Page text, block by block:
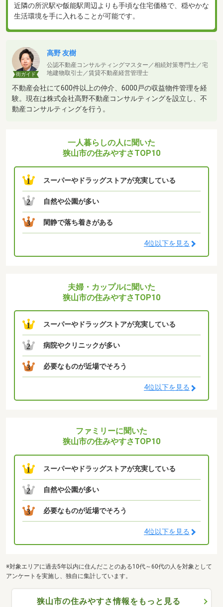
近隣の所沢駅や飯能駅周辺よりも手頃な住宅価格で、穏やかな
生活環境を手に入れることが可能です。
街ガイド
高野 友樹
公認不動産コンサルティングマスター／相続対策専門士／宅
地建物取引士／賃貸不動産経営管理士
不動産会社にて600件以上の仲介、6000戸の収益物件管理を経
験。現在は株式会社高野不動産コンサルティングを設立し、不
動産コンサルティングを行う。
一人暮らしの人に聞いた
狭山市の住みやすさTOP10
1 スーパーやドラッグストアが充実している
2 自然や公園が多い
3 閑静で落ち着きがある
4位以下を見る
夫婦・カップルに聞いた
狭山市の住みやすさTOP10
1 スーパーやドラッグストアが充実している
2 病院やクリニックが多い
3 必要なものが近場でそろう
4位以下を見る
ファミリーに聞いた
狭山市の住みやすさTOP10
1 スーパーやドラッグストアが充実している
2 自然や公園が多い
3 必要なものが近場でそろう
4位以下を見る
※対象エリアに過去5年以内に住んだことのある10代～60代の人を対象として
アンケートを実施し、独自に集計しています。
狭山市の住みやすさ情報をもっと見る